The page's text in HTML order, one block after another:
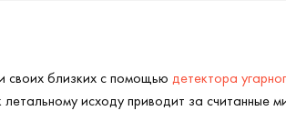
своих близких с помощью детектора
исходу приводит за считанные